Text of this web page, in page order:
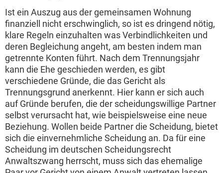
Ist ein Auszug aus der gemeinsamen Wohnung
finanziell nicht erschwinglich, so ist es dringend nötig,
klare Regeln einzuhalten was Verbindlichkeiten und
deren Begleichung angeht, am besten indem man
getrennte Konten führt. Nach dem Trennungsjahr
kann die Ehe geschieden werden, es gibt
verschiedene Gründe, die das Gericht als
Trennungsgrund anerkennt. Hier kann er sich auch
auf Gründe berufen, die der scheidungswillige Partner
selbst verursacht hat, wie beispielsweise eine neue
Beziehung. Wollen beide Partner die Scheidung, bietet
sich die einvernehmliche Scheidung an. Da für eine
Scheidung im deutschen Scheidungsrecht
Anwaltszwang herrscht, muss sich das ehemalige